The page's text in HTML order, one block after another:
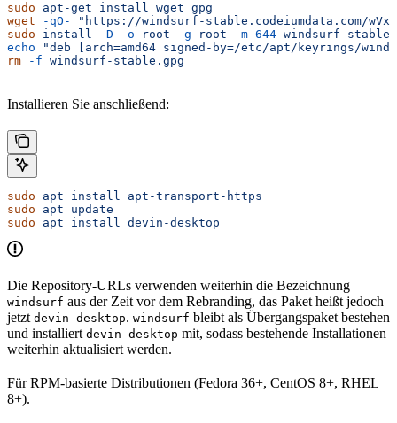
sudo apt-get install wget gpg
wget -qO-
"https://windsurf-stable.codeiumdata.com/
sudo install -D -o root -g root -m 644 windsurf-
echo "deb [arch=amd64 signed-by=/etc/apt/keyrings/
rm -f windsurf-stable.gpg
Installieren Sie anschließend:
sudo apt install apt-transport-https
sudo apt update
sudo apt install devin-desktop
Die Repository-URLs verwenden weiterhin die Bezeichnung
windsurf aus der Zeit vor dem Rebranding, das Paket heißt jedoch
jetzt devin-desktop. windsurf bleibt als Übergangspaket bestehen
und installiert devin-desktop mit, sodass bestehende Installationen
weiterhin aktualisiert werden.
Für RPM-basierte Distributionen (Fedora 36+, CentOS 8+, RHEL
8+).